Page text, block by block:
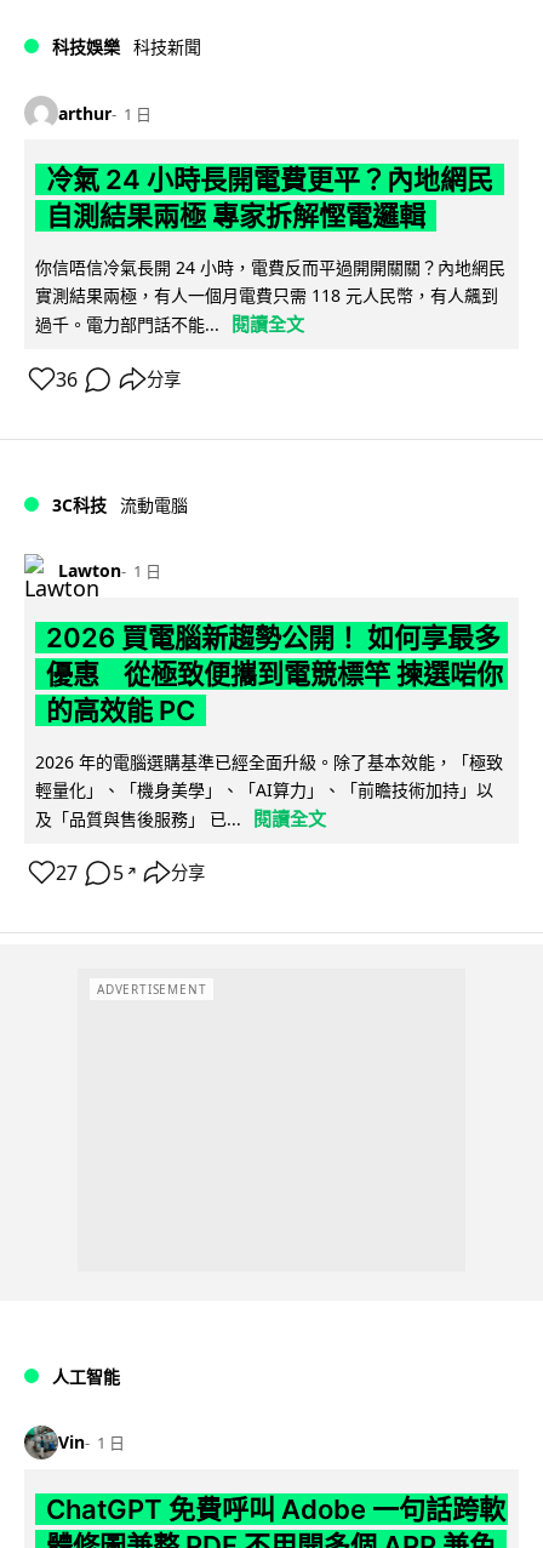
科技娛樂 科技新聞
arthur 1 日
冷氣 24 小時長開電費更平？內地網民
自測結果兩極 專家拆解慳電邏輯
你信唔信冷氣長開 24 小時，電費反而平過開開關關？內地網民
實測結果兩極，有人一個月電費只需 118 元人民幣，有人飆到
過千。電力部門話不能...
閱讀全文
36 分享
3C科技 流動電腦
Lawton 1 日
2026 買電腦新趨勢公開！ 如何享最多
優惠 從極致便攜到電競標竿 揀選啱你
的高效能 PC
2026 年的電腦選購基準已經全面升級。除了基本效能，「極致
輕量化」、「機身美學」、「AI算力」、「前瞻技術加持」以
及「品質與售後服務」 已...
閱讀全文
27 5 ↗ 分享
ADVERTISEMENT
人工智能
Vin 1 日
ChatGPT 免費呼叫 Adobe 一句話跨軟